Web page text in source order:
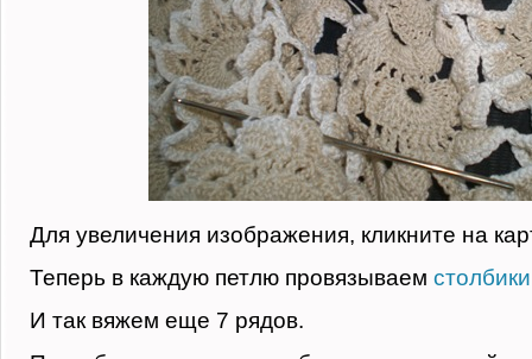
Для увеличения изображения, кликните на
Теперь в каждую петлю провязываем
И так вяжем еще 7 рядов.